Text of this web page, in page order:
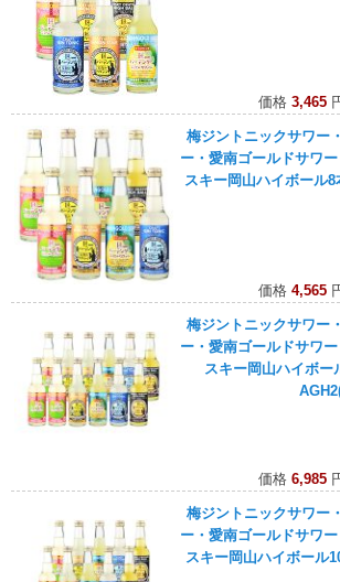
価格 3,465
梅ジントニックサワー
ー・愛南ゴールドサワ
スキー岡山ハイボール
価格 4,565
梅ジントニックサワー
ー・愛南ゴールドサワ
スキー岡山ハイボー
価格 6,985
梅ジントニックサワー
ー・愛南ゴールドサワ
スキー岡山ハイボール